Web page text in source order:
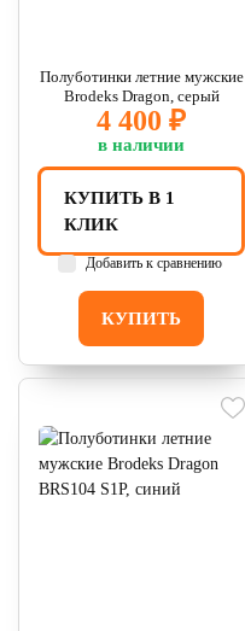
Полуботинки летние мужские
Brodeks Dragon, серый
4 400 ₽
в наличии
КУПИТЬ
КУПИТЬ В 1
КЛИК
Добавить к сравнению